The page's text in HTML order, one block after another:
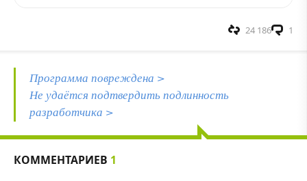
1
24 186
Программа повреждена >
Не удаётся подтвердить подлинность
разработчика >
КОММЕНТАРИЕВ 1